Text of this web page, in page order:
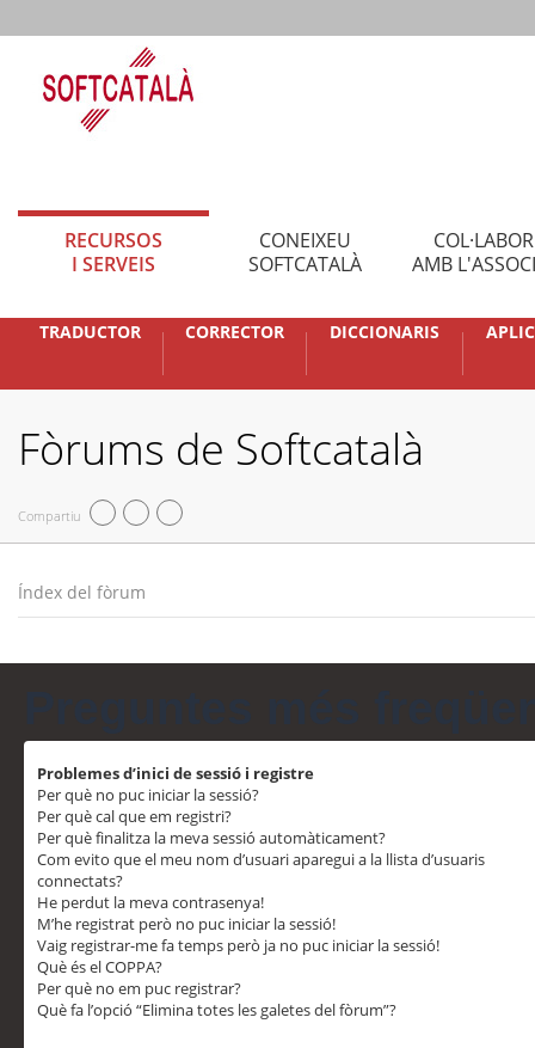
RECURSOS
I SERVEIS
CONEIXEU
SOFTCATALÀ
AMB
TRADUCTOR CORRECTOR DICCIONARIS
Fòrums de Softcatalà
Compartiu
Índex del fòrum
Problemes d’inici de sessió i registre
Per què no puc iniciar la sessió?
Per què cal que em registri?
Per què finalitza la meva sessió automàticament?
Com evito que el meu nom d’usuari aparegui a la llista d’usuaris
connectats?
He perdut la meva contrasenya!
M’he registrat però no puc iniciar la sessió!
Vaig registrar-me fa temps però ja no puc iniciar la sessió!
Què és el COPPA?
Per què no em puc registrar?
Què fa l’opció “Elimina totes les galetes del fòrum”?